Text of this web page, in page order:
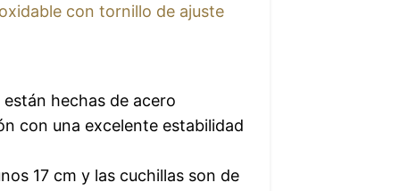
con tornillo de ajuste
hechas de acero
con una excelente estabilidad
17 cm y las cuchillas son de